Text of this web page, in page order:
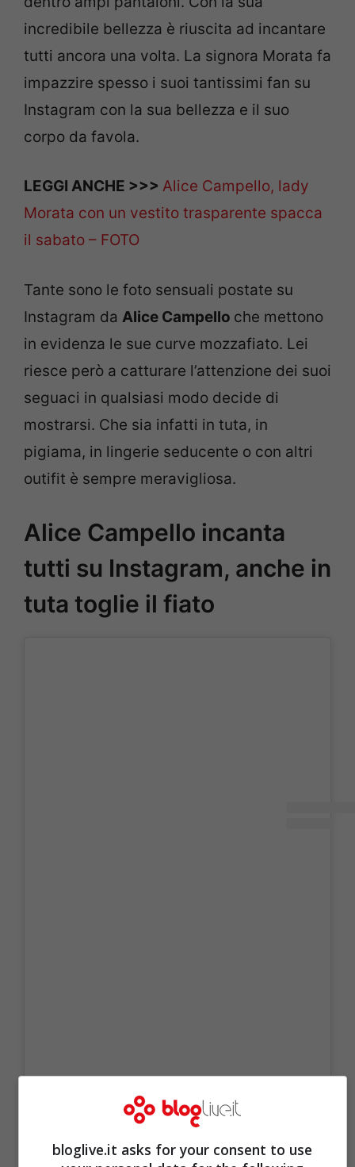
incredibile bellezza è riuscita ad incantare
tutti ancora una volta. La signora Morata fa
impazzire spesso i suoi tantissimi fan su
Instagram con la sua bellezza e il suo
corpo da favola.
LEGGI ANCHE >>> Alice Campello, lady
Morata con un vestito trasparente spacca
il sabato – FOTO
Tante sono le foto sensuali postate su
Instagram da Alice Campello che mettono
in evidenza le sue curve mozzafiato. Lei
riesce però a catturare l’attenzione dei suoi
seguaci in qualsiasi modo decide di
mostrarsi. Che sia infatti in tuta, in
pigiama, in lingerie seducente o con altri
outifit è sempre meravigliosa.
Alice Campello incanta
tutti su Instagram, anche in
tuta toglie il fiato
bloglive.it asks for your consent to use